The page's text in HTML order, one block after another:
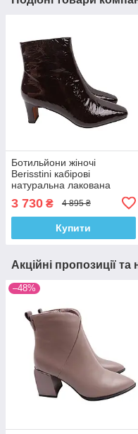
Ботильйони жіночі
Berisstini кабірові
натуральна лакована
3 730 ₴ 4 895 ₴
Купити
Акційні пропозиції та
–48%